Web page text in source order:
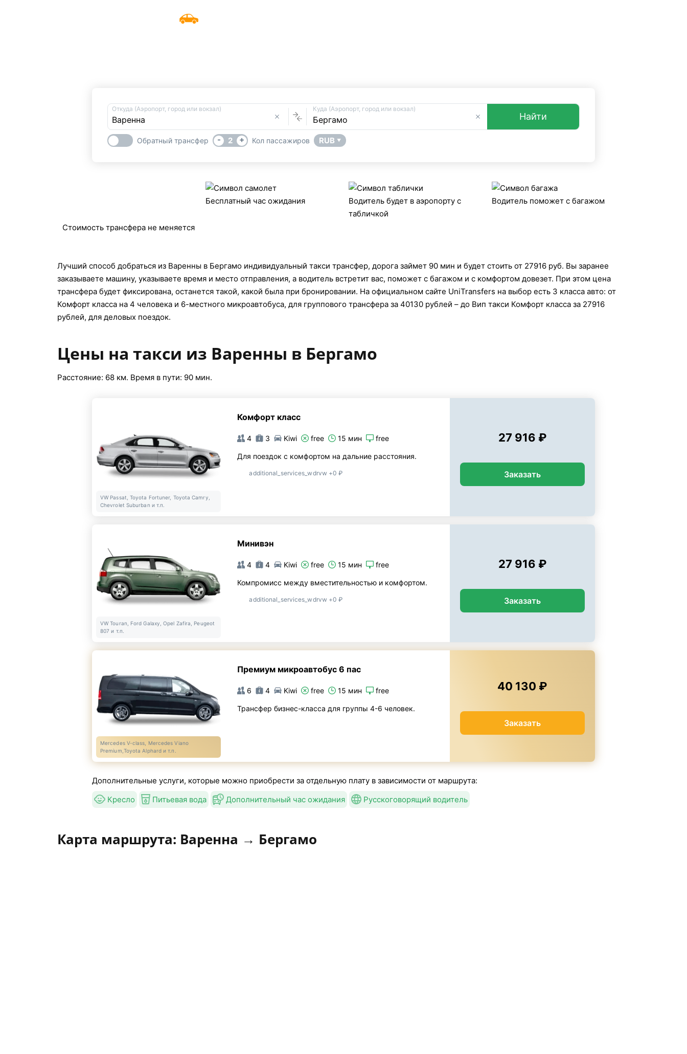
Откуда (Аэропорт, город или вокзал) Куда (Аэропорт, город или вокзал)
Найти
Обратный трансфер - 2 + Кол пассажиров RUB ▼
Стоимость трансфера не меняется
Бесплатный час ожидания
Водитель будет в аэропорту с
табличкой
Водитель поможет с багажом
Лучший способ добраться из Варенны в Бергамо индивидуальный такси трансфер, дорога займет 90 мин и будет стоить от 27916 руб. Вы заранее
заказываете машину, указываете время и место отправления, а водитель встретит вас, поможет с багажом и с комфортом довезет. При этом цена
трансфера будет фиксирована, останется такой, какой была при бронировании. На официальном сайте UniTransfers на выбор есть 3 класса авто: от
Комфорт класса на 4 человека и 6-местного микроавтобуса, для группового трансфера за 40130 рублей – до Вип такси Комфорт класса за 27916
рублей, для деловых поездок.
Цены на такси из Варенны в Бергамо
Расстояние: 68 км. Время в пути: 90 мин.
VW Passat, Toyota Fortuner, Toyota Camry,
Chevrolet Suburban и т.п.
Комфорт класс
4 3 Kiwi free 15 мин free
Для поездок с комфортом на дальние расстояния.
additional_services_wdrvw +0 ₽
27 916 ₽
Заказать
VW Touran, Ford Galaxy, Opel Zafira, Peugeot
807 и т.п.
Минивэн
4 4 Kiwi free 15 мин free
Компромисс между вместительностью и комфортом.
additional_services_wdrvw +0 ₽
27 916 ₽
Заказать
Mercedes V-class, Mercedes Viano
Premium,Toyota Alphard и т.п.
Премиум микроавтобус 6 пас
6 4 Kiwi free 15 мин free
Трансфер бизнес-класса для группы 4-6 человек.
40 130 ₽
Заказать
Дополнительные услуги, которые можно приобрести за отдельную плату в зависимости от маршрута:
Кресло
Питьевая вода Дополнительный час ожидания Русскоговорящий водитель
Карта маршрута: Варенна → Бергамо